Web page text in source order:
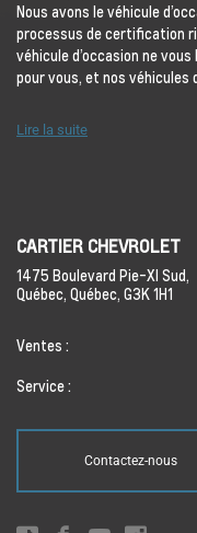
Nous avons le véhicule
processus de certification
véhicule d’occasion ne
pour vous, et nos véhicules
Lire la suite
CARTIER CHEVROLET
1475 Boulevard Pie-XI Sud,
Québec, Québec, G3K 1H1
Ventes :
Service :
Contactez-nous